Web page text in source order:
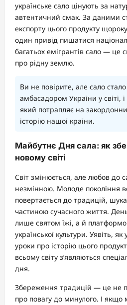
українське сало цінують за
автентичний смак. За даними
експорту цього продукту
один привід пишатися
багатьох емігрантів сало — це
про рідну землю.
Ви не повірите, але сало
амбасадором України у світі,
який потрапляє на
історію нашої країни.
Майбутнє Дня сала: як
новому світі
Світ змінюється, але любов до
незмінною. Молоде покоління
повертається до традицій,
частиною сучасного життя.
лише святом їжі, а й
української культури. Уявіть,
уроки про історію цього
всьому світу з’являються
дня.
Збереження традицій — це не
про повагу до минулого. І